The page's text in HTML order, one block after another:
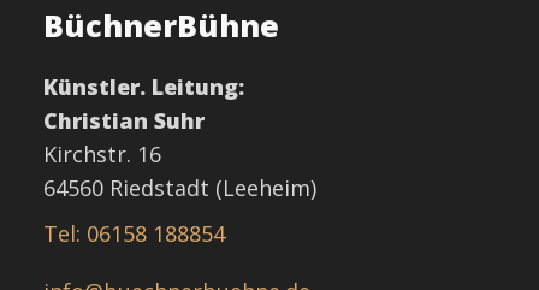
BüchnerBühne
Künstler. Leitung:
Christian Suhr
Kirchstr. 16
64560 Riedstadt (Leeheim)
Tel: 06158 188854